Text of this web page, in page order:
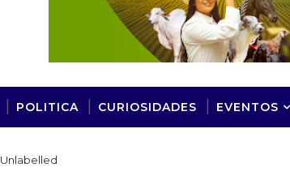
POLITICA CURIOSIDADES EVENTOS
Unlabelled